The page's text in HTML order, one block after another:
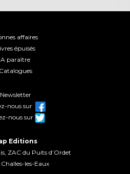
affaires
épuisés
A paraître
Catalogues
Newsletter
nous sur
nous sur
Editions
ZAC du Puits d’Ordet
les-Eaux